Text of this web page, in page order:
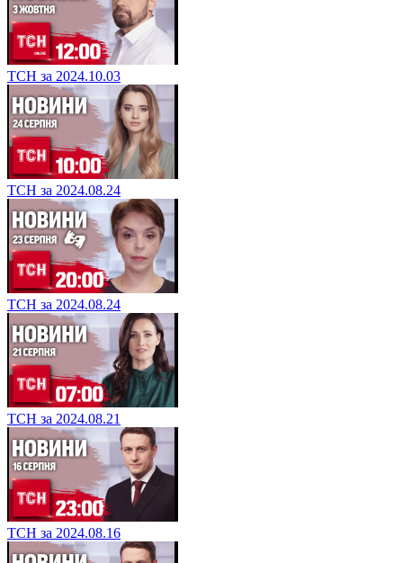
ТСН за 2024.10.03
ТСН за 2024.08.24
ТСН за 2024.08.24
ТСН за 2024.08.21
ТСН за 2024.08.16